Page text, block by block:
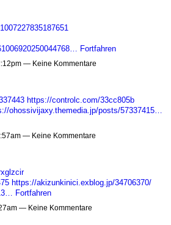
Fortfahren
— Keine Kommentare
https://controlc.com/33cc805b
ohossivijaxy.themedia.jp/posts/57337415…
— Keine Kommentare
https://akizunkinici.exblog.jp/34706370/
Fortfahren
— Keine Kommentare